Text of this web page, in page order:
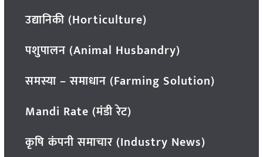
उद्यानिकी (Horticulture)
पशुपालन (Animal Husbandry)
समस्या – समाधान (Farming Solution)
Mandi Rate (मंडी रेट)
कृषि कंपनी समाचार (Industry News)